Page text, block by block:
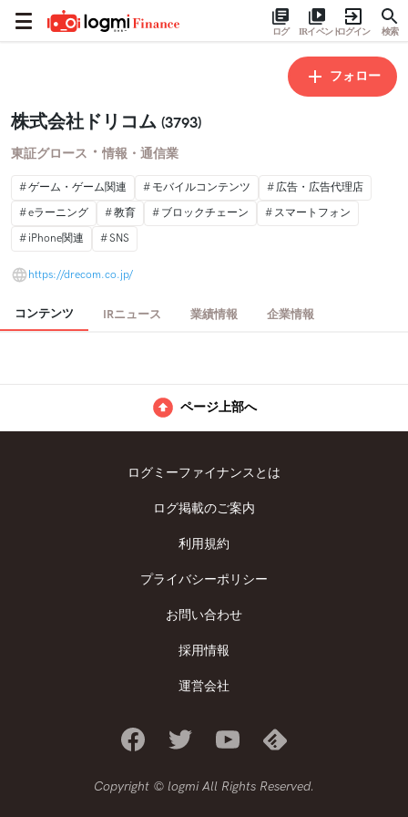
ログ IRイベントログイン 検索
フォロー
株式会社ドリコム (3793)
東証グロース ・ 情報・通信業
ゲーム・ゲーム関連 モバイルコンテンツ
広告・広告代理店
eラーニング
教育 ブロックチェーン
スマートフォン
iPhone関連
SNS
https://drecom.co.jp/
コンテンツ IRニュース 業績情報 企業情報
ページ上部へ
ログミーファイナンスとは
ログ掲載のご案内
利用規約
プライバシーポリシー
お問い合わせ
採用情報
運営会社
Copyright © logmi All Rights Reserved.